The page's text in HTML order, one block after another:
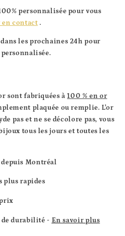
personnalisée pour vous
contact .
les prochaines 24h pour
sont fabriquées à 100 % en or
plaquée ou remplie. L'or
pas et ne se décolore pas, vous
tous les jours et toutes les
depuis Montréal
plus rapides
de durabilité - En savoir plus